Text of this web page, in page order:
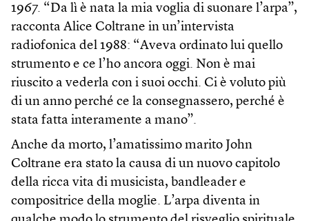
1967. “Da lì è nata la mia voglia di suonare l’arpa”,
racconta Alice Coltrane in un’intervista
radiofonica del 1988: “Aveva ordinato lui quello
strumento e ce l’ho ancora oggi. Non è mai
riuscito a vederla con i suoi occhi. Ci è voluto più
di un anno perché ce la consegnassero, perché è
stata fatta interamente a mano”.
Anche da morto, l’amatissimo marito John
Coltrane era stato la causa di un nuovo capitolo
della ricca vita di musicista, bandleader e
compositrice della moglie. L’arpa diventa in